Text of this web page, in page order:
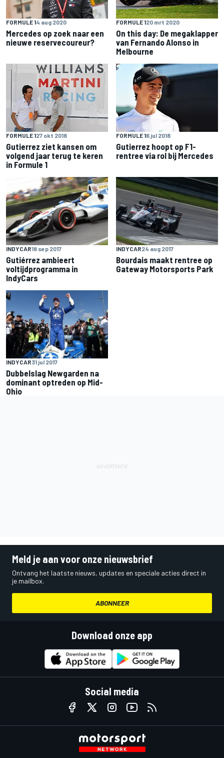
FORMULE 14 aug 2020
Mercedes op zoek naar een
nieuwe reservecoureur?
FORMULE 120 mrt 2020
On this day: De megaklapper
van Fernando Alonso in
Melbourne
FORMULE 127 okt 2018
Gutierrez ziet kansen om
volgend jaar terug te keren
in Formule 1
FORMULE 16 jul 2018
Gutierrez hoopt op F1-
rentree via rol bij Mercedes
INDYCAR18 sep 2017
Gutiérrez ambieert
voltijdprogramma in
IndyCars
INDYCAR24 aug 2017
Bourdais maakt rentree op
Gateway Motorsports Park
INDYCAR31 jul 2017
Dubbelslag Newgarden na
dominant optreden op Mid-
Ohio
Meld je aan voor onze nieuwsbrief
Ontvang het laatste nieuws, updates en speciale acties direct in
je mailbox.
ABONNEER
Download onze app
Social media